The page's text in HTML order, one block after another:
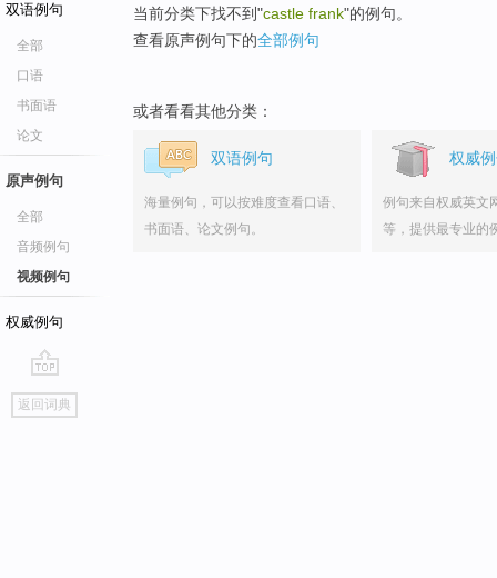
双语例句
全部
口语
书面语
论文
原声例句
全部
音频例句
视频例句
权威例句
go
top
返回词典
当前分类下找不到"castle frank"的例句。
查看原声例句下的全部例句
或者看看其他分类：
双语例句
海量例句，可以按难度查看口语、
书面语、论文例句。
权威
例句来自权威英文
等，提供最专业的